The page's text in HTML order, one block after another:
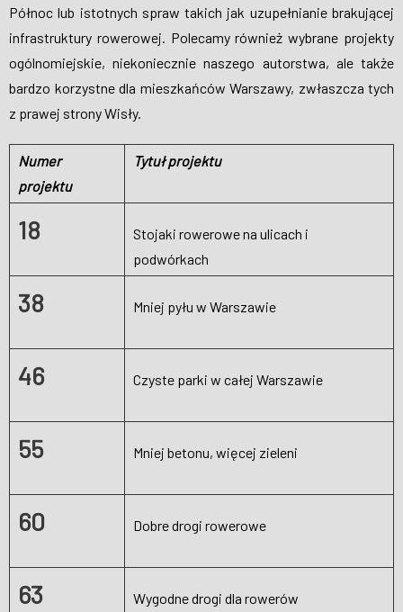
Północ lub istotnych spraw takich jak uzupełnianie brakującej
infrastruktury rowerowej. Polecamy również wybrane projekty
ogólnomiejskie, niekoniecznie naszego autorstwa, ale także
bardzo korzystne dla mieszkańców Warszawy, zwłaszcza tych
z prawej strony Wisły.
Numer
projektu
Tytuł projektu
18
Stojaki rowerowe na ulicach i
podwórkach
38 Mniej pyłu w Warszawie
46 Czyste parki w całej Warszawie
55 Mniej betonu, więcej zieleni
60 Dobre drogi rowerowe
63 Wygodne drogi dla rowerów